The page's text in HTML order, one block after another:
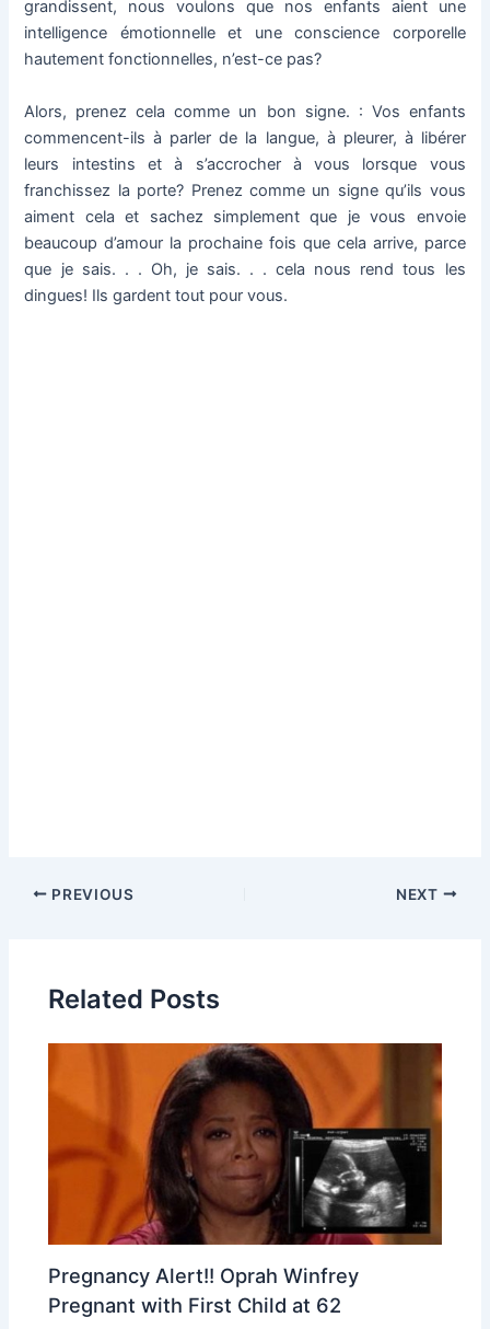
grandissent, nous voulons que nos enfants aient une
intelligence émotionnelle et une conscience corporelle
hautement fonctionnelles, n’est-ce pas?
Alors, prenez cela comme un bon signe. : Vos enfants
commencent-ils à parler de la langue, à pleurer, à libérer
leurs intestins et à s’accrocher à vous lorsque vous
franchissez la porte? Prenez comme un signe qu’ils vous
aiment cela et sachez simplement que je vous envoie
beaucoup d’amour la prochaine fois que cela arrive, parce
que je sais. . . Oh, je sais. . .cela nous rend tous les
dingues! Ils gardent tout pour vous.
Post
PREVIOUS NEXT
Related Posts
Pregnancy Alert!! Oprah Winfrey
Pregnant with First Child at 62